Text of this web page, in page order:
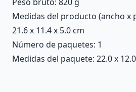
Medidas del producto (ancho x
21.6 x 11.4 x 5.0 cm
Número de paquetes: 1
Medidas del paquete: 22.0 x